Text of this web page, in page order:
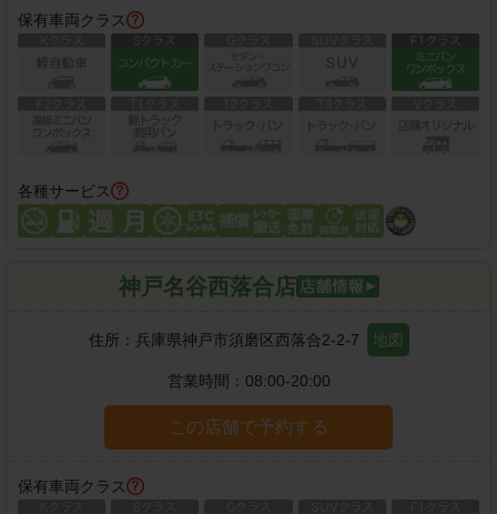
保有車両クラス
各種サービス
神戸名谷西落合店
住所： 兵庫県神戸市須磨区西落合2-2-7 地図
営業時間： 08:00-20:00
この店舗で予約する
保有車両クラス